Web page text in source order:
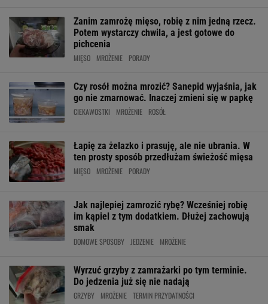
Zanim zamrożę mięso, robię z nim jedną rzecz.
Potem wystarczy chwila, a jest gotowe do
pichcenia
MIĘSO MROŻENIE PORADY
Czy rosół można mrozić? Sanepid wyjaśnia, jak
go nie zmarnować. Inaczej zmieni się w papkę
CIEKAWOSTKI MROŻENIE ROSÓŁ
Łapię za żelazko i prasuję, ale nie ubrania. W
ten prosty sposób przedłużam świeżość mięsa
MIĘSO MROŻENIE PORADY
Jak najlepiej zamrozić rybę? Wcześniej robię
im kąpiel z tym dodatkiem. Dłużej zachowują
smak
DOMOWE SPOSOBY JEDZENIE MROŻENIE
Wyrzuć grzyby z zamrażarki po tym terminie.
Do jedzenia już się nie nadają
GRZYBY MROŻENIE TERMIN PRZYDATNOŚCI